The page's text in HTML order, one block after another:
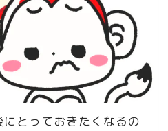
とっておきたくなるの